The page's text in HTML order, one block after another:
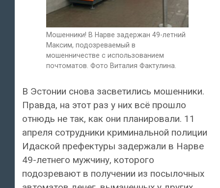
Мошенники! В Нарве задержан 49-летний
Максим, подозреваемый в
мошенничестве с использованием
почтоматов. Фото Виталия Фактулина.
В Эстонии снова засветились мошенники.
Правда, на этот раз у них всё прошло
отнюдь не так, как они планировали. 11
апреля сотрудники криминальной полиции
Идаской префектуры задержали в Нарве
49-летнего мужчину, которого
подозревают в получении из посылочных